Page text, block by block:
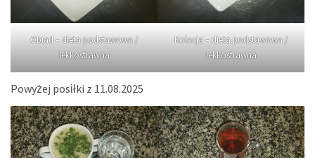
Obiad – dieta podstawowa /
lekkostrawna
Kolacja – dieta podstawowa /
lekkostrawna
Powyżej posiłki z 11.08.2025